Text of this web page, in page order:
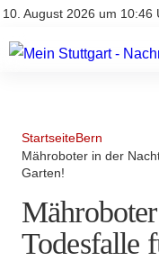
10. August 2026 um 10:46
Impressum
Branchenbuch
Werbung
StartseiteBern
Mähroboter in der
Garten!
Todesfalle